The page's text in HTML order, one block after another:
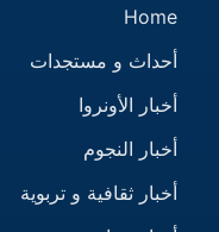
Home
أحداث و مستجدات
أخبار الأونروا
أخبار النجوم
أخبار ثقافية و تربوية